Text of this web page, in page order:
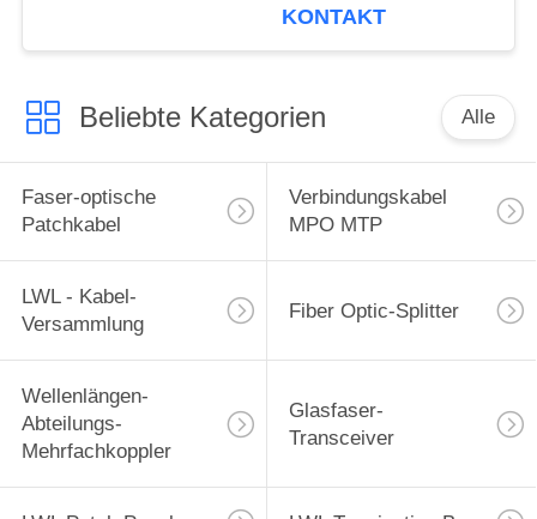
KONTAKT
Beliebte Kategorien Alle
Faser-optische
Patchkabel
Verbindungskabel
MPO MTP
LWL - Kabel-
Versammlung
Fiber Optic-Splitter
Wellenlängen-
Abteilungs-
Mehrfachkoppler
Glasfaser-
Transceiver